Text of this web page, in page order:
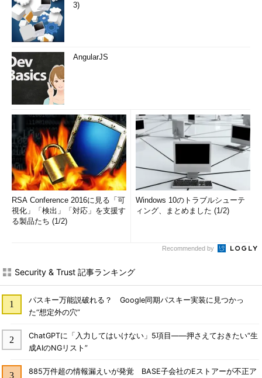
3)
AngularJS
RSA Conference 2016に見る「可
視化」「検出」「対応」を支援す
る製品たち (1/2)
Windows 10のトラブルシューテ
ィング、まとめました (1/2)
Recommended by
Security & Trust 記事ランキング
パスキー万能説破れる？ Google同期パスキー実装に見つかっ
た“想定外の穴”
ChatGPTに「入力してはいけない」5項目――押さえておきたい“生
成AIのNGリスト”
885万件超の情報漏えいが発覚 BASE子会社のEストアーが不正ア